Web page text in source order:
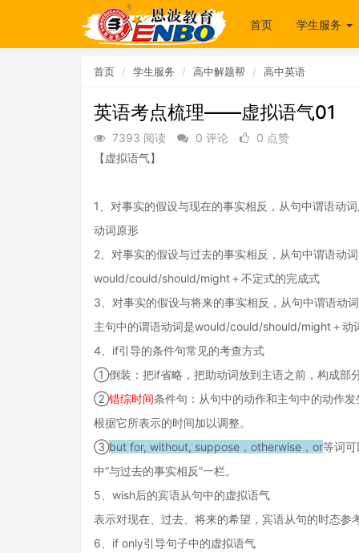
首页 学生服务
首页 学生服务 高中解题帮 高中英语
英语考点梳理——虚拟语气01
7393 阅读 0 评论
0 点赞
【虚拟语气】
1、对事实的假设与现在的事实相反，从句中谓语动
动词原形
2、对事实的假设与过去的事实相反，从句中谓语动
would/could/should/might＋不定式的完成式
3、对事实的假设与将来的事实相反，从句中谓
主句中的谓语动词是would/could/should/might＋动
4、if引导的条件句常见的考查方式
①倒装：把if省略，把助动词放到主语之前，构成部分
②错综时间条件句：从句中的动作和主句中的动作
根据它所表示的时间加以调整。
③but for, without, suppose，otherwise，or等词
中“与过去的事实相反”一栏。
5、wish后的宾语从句中的虚拟语气
表示对现在、过去、将来的希望，宾语从句的时态参
6、if only引导句子中的虚拟语气